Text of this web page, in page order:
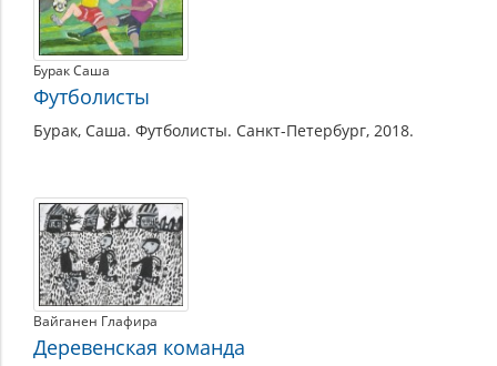
Бурак Саша
Футболисты
Бурак, Саша. Футболисты. Санкт-Петербург, 2018.
Вайганен Глафира
Деревенская команда